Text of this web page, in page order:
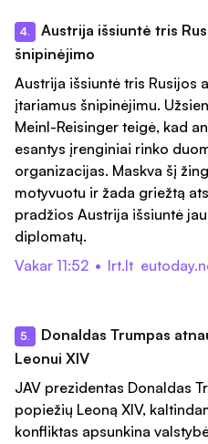
4.
Austrija išsiuntė tris
šnipinėjimo
Austrija išsiuntė tris Rusijos
įtariamus šnipinėjimu.
Meinl-Reisinger teigė, kad
esantys įrenginiai rinko
organizacijas. Maskva šį
motyvuotu ir žada griežtą
pradžios Austrija išsiuntė
diplomatų.
Vakar 11:52 • lrt.lt
5.
Donaldas Trumpas
Leonui XIV
JAV prezidentas Donaldas
popiežių Leoną XIV,
konfliktas apsunkina